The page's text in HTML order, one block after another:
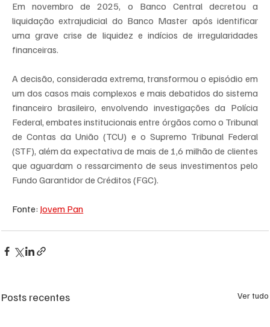
Em novembro de 2025, o Banco Central decretou a
liquidação extrajudicial do Banco Master após identificar
uma grave crise de liquidez e indícios de irregularidades
financeiras.
A decisão, considerada extrema, transformou o episódio em
um dos casos mais complexos e mais debatidos do sistema
financeiro brasileiro, envolvendo investigações da Polícia
Federal, embates institucionais entre órgãos como o Tribunal
de Contas da União (TCU) e o Supremo Tribunal Federal
(STF), além da expectativa de mais de 1,6 milhão de clientes
que aguardam o ressarcimento de seus investimentos pelo
Fundo Garantidor de Créditos (FGC).
Fonte: Jovem Pan
Posts recentes Ver tudo